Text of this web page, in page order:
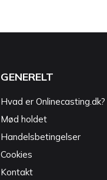
GENERELT
Hvad er Onlinecasting.dk?
Mød holdet
Handelsbetingelser
Cookies
Kontakt